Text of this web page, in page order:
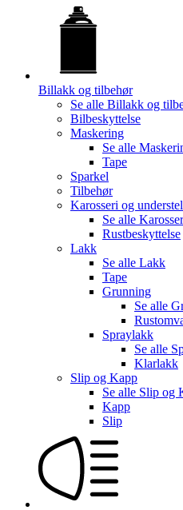
Billakk og tilbehør
Se alle Billakk og
Bilbeskyttelse
Maskering
Se alle
Tape
Sparkel
Tilbehør
Karosseri og
Se alle
Rustbeskyttelse
Lakk
Se alle Lakk
Tape
Grunning
Se alle
Spraylakk
Se alle
Klarlakk
Slip og Kapp
Se alle Slip og
Kapp
Slip